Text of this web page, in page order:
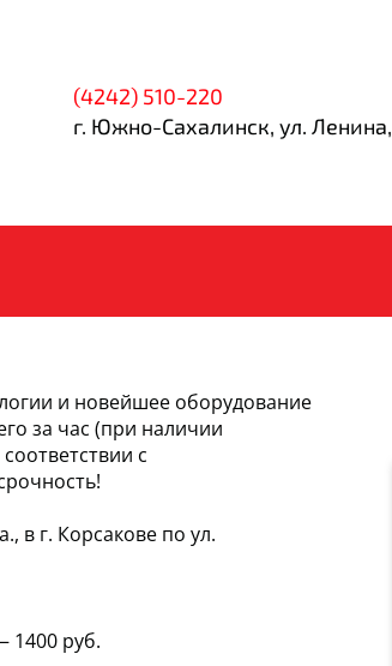
(4242) 510-220
г. Южно-Сахалинск, ул. Ленина,
и новейшее оборудование
за час (при наличии
с
в г. Корсакове по ул.
1400 руб.